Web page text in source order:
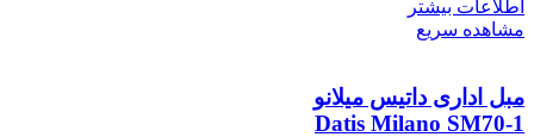
اطلاعات بیشتر
مشاهده سریع
مبل اداری داتیس میلانو
Datis Milano SM70-1